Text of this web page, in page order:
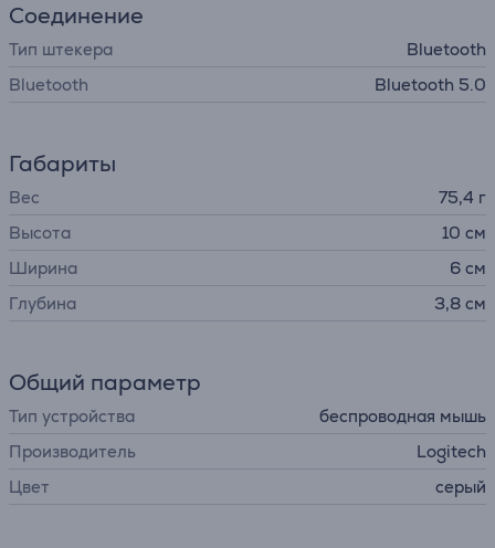
Соединение
Тип штекера
Bluetooth
Bluetooth
Bluetooth 5.0
Габариты
Вес
75,4 г
Высота
10 см
Ширина
6 см
Глубина
3,8 см
Общий параметр
Тип устройства
беспроводная мышь
Производитель
Logitech
Цвет
серый